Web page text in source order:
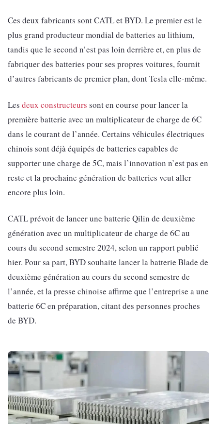
Ces deux fabricants sont CATL et BYD. Le premier est le
plus grand producteur mondial de batteries au lithium,
tandis que le second n’est pas loin derrière et, en plus de
fabriquer des batteries pour ses propres voitures, fournit
d’autres fabricants de premier plan, dont Tesla elle-même.
Les deux constructeurs sont en course pour lancer la
première batterie avec un multiplicateur de charge de 6C
dans le courant de l’année. Certains véhicules électriques
chinois sont déjà équipés de batteries capables de
supporter une charge de 5C, mais l’innovation n’est pas en
reste et la prochaine génération de batteries veut aller
encore plus loin.
CATL prévoit de lancer une batterie Qilin de deuxième
génération avec un multiplicateur de charge de 6C au
cours du second semestre 2024, selon un rapport publié
hier. Pour sa part, BYD souhaite lancer la batterie Blade de
deuxième génération au cours du second semestre de
l’année, et la presse chinoise affirme que l’entreprise a une
batterie 6C en préparation, citant des personnes proches
de BYD.